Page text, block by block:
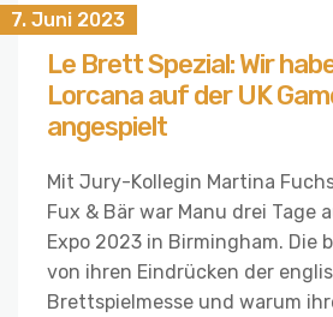
7. Juni 2023
Le Brett Spezial: Wir
Lorcana auf der UK
angespielt
Mit Jury-Kollegin Martina
Fux & Bär war Manu drei Tage
Expo 2023 in Birmingham. Die
von ihren Eindrücken der
Brettspielmesse und warum